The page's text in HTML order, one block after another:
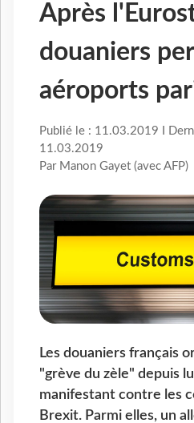
Après
douaniers
aéroports
Publié le : 11.03.2019 I
11.03.2019
Par Manon Gayet (avec AFP)
Les douaniers français
"grève du zèle" depuis
manifestant contre les
Brexit. Parmi elles, un